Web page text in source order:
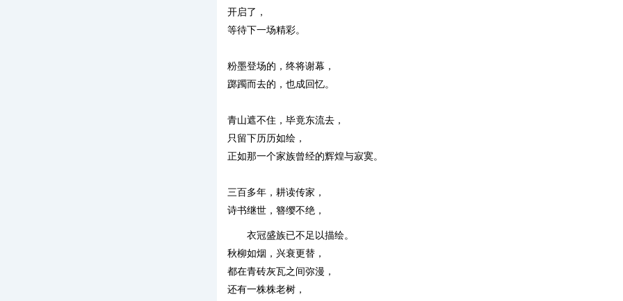
开启了，
等待下一场精彩。
粉墨登场的，终将谢幕，
踯躅而去的，也成回忆。
青山遮不住，毕竟东流去，
只留下历历如绘，
正如那一个家族曾经的辉煌与寂寞。
三百多年，耕读传家，
诗书继世，簪缨不绝，
衣冠盛族已不足以描绘。
秋柳如烟，兴衰更替，
都在青砖灰瓦之间弥漫，
还有一株株老树，